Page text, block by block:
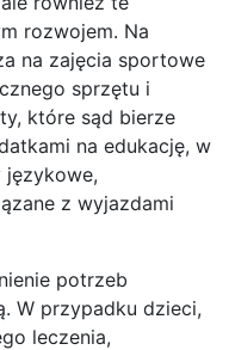
rozwojem. Na
na zajęcia sportowe
sprzętu i
które sąd bierze
na edukację, w
językowe,
z wyjazdami
potrzeb
W przypadku dzieci,
leczenia,